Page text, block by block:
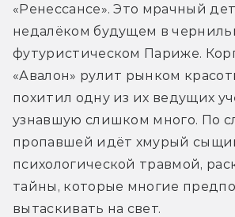
«Ренессансе». Это мрачный
недалёком будущем в
футуристическом Париже.
«Авалон» рулит рынком
похитил одну из их ведущих
узнавшую слишком много. По
пропавшей идёт хмурый
психологической травмой,
тайны, которые многие
вытаскивать на свет.